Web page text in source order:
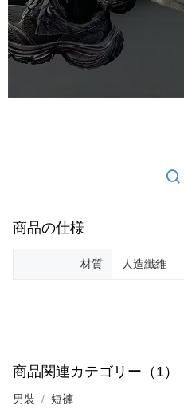
商品の仕様
材質 人造纖維
商品関連カテゴリー（1）
男裝 短褲